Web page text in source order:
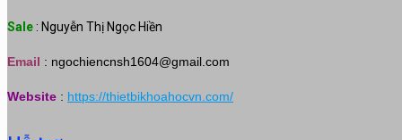
Sale : Nguyễn Thị Ngọc Hiền
Email : ngochiencnsh1604@gmail.com
Website : https://thietbikhoahocvn.com/